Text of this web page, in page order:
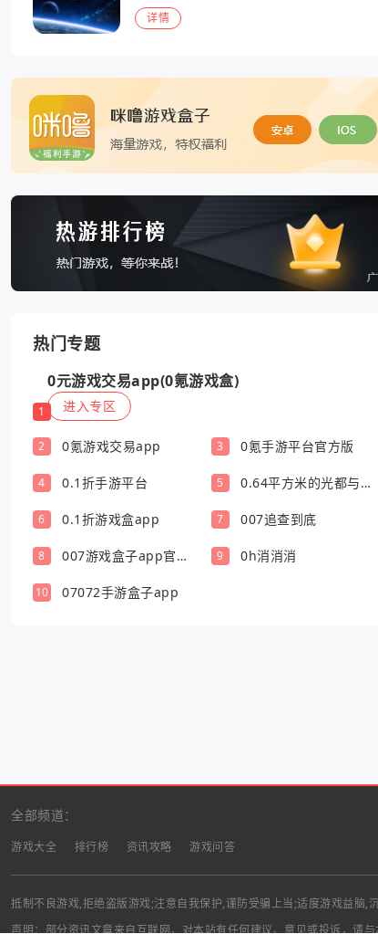
详情
热门专题
1
0元游戏交易app(0氪游戏盒)
进入专区
2 0氪游戏交易app 3 0氪手游平台官方版
4 0.1折手游平台 5
0.64平方米的光都与你
6 0.1折游戏盒app 7 007追查到底
8
007游戏盒子app官方
9 0h消消消
10 07072手游盒子app
全部频道：
游戏大全 排行榜 资讯攻略 游戏问答
抵制不良游戏,拒绝盗版游戏;注意自我保护,谨防受骗上当;适度游戏益脑,
声明：部分资讯文章来自互联网，对本站有任何建议、意见或投诉，请